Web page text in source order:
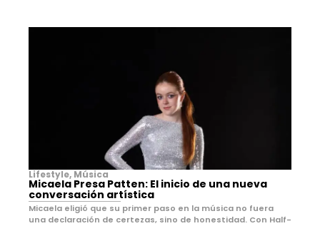
Lifestyle, Música
Micaela Presa Patten: El inicio de una nueva
conversación artística
Micaela eligió que su primer paso en la música no fuera
una declaración de certezas, sino de honestidad. Con Half-